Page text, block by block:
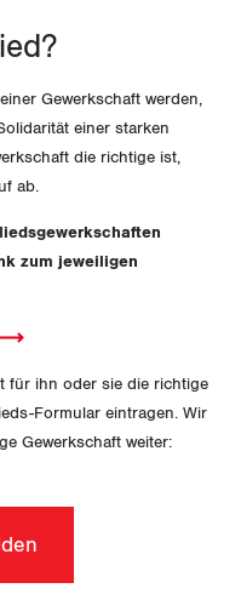
Männern
Gewerkschaft werden,
einer starken
die richtige ist,
ab.
zum jeweiligen
für ihn oder sie die richtige
Formular eintragen. Wir
Gewerkschaft weiter: